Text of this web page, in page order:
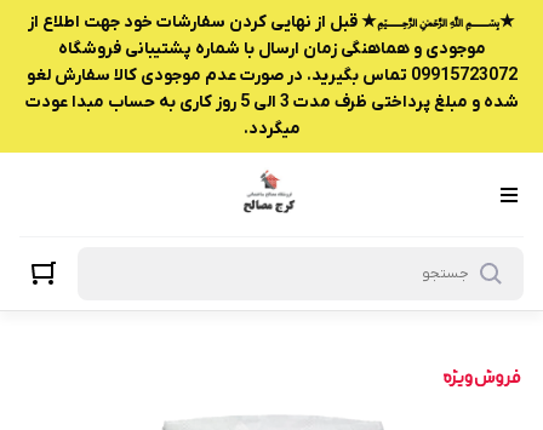
★﷽★ قبل از نهایی کردن سفارشات خود جهت اطلاع از
موجودی و هماهنگی زمان ارسال با شماره پشتیبانی فروشگاه
09915723072 تماس بگیرید. در صورت عدم موجودی کالا سفارش لغو
شده و مبلغ پرداختی ظرف مدت 3 الی 5 روز کاری به حساب مبدا عودت
میگردد.